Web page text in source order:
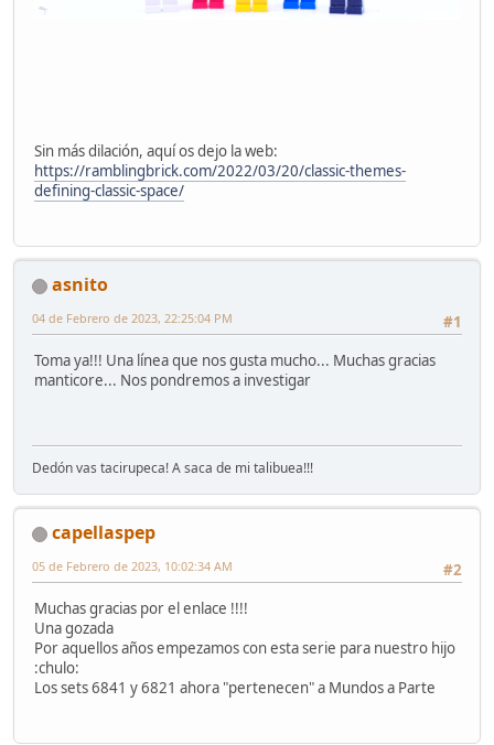
Sin más dilación, aquí os dejo la web:
https://ramblingbrick.com/2022/03/20/classic-themes-
defining-classic-space/
asnito
#1
04 de Febrero de 2023, 22:25:04 PM
Toma ya!!! Una línea que nos gusta mucho... Muchas gracias
manticore... Nos pondremos a investigar
Dedón vas tacirupeca! A saca de mi talibuea!!!
capellaspep
#2
05 de Febrero de 2023, 10:02:34 AM
Muchas gracias por el enlace !!!!
Una gozada
Por aquellos años empezamos con esta serie para nuestro hijo
:chulo:
Los sets 6841 y 6821 ahora "pertenecen" a Mundos a Parte